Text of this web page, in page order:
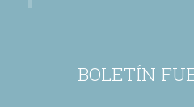
BOLETÍN